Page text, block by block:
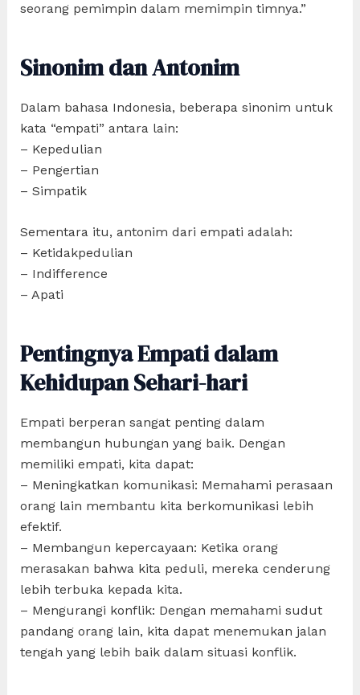
seorang pemimpin dalam memimpin timnya.”
Sinonim dan Antonim
Dalam bahasa Indonesia, beberapa sinonim untuk
kata “empati” antara lain:
– Kepedulian
– Pengertian
– Simpatik
Sementara itu, antonim dari empati adalah:
– Ketidakpedulian
– Indifference
– Apati
Pentingnya Empati dalam
Kehidupan Sehari-hari
Empati berperan sangat penting dalam
membangun hubungan yang baik. Dengan
memiliki empati, kita dapat:
– Meningkatkan komunikasi: Memahami perasaan
orang lain membantu kita berkomunikasi lebih
efektif.
– Membangun kepercayaan: Ketika orang
merasakan bahwa kita peduli, mereka cenderung
lebih terbuka kepada kita.
– Mengurangi konflik: Dengan memahami sudut
pandang orang lain, kita dapat menemukan jalan
tengah yang lebih baik dalam situasi konflik.